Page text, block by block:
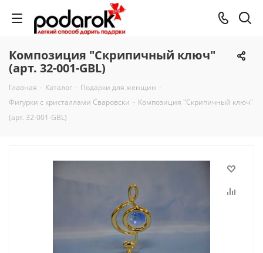
Композиция "Скрипичный ключ"
(арт. 32-001-GBL)
Главная - Каталог - Подарки для женщин -
Фигурки с кристаллами Сваровски - Композиция "Скрипичный ключ"
(арт. 32-001-GBL)